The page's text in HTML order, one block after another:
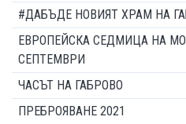
#ДАБЪДЕ НОВИЯТ ХРАМ НА
ЕВРОПЕЙСКА СЕДМИЦА НА
СЕПТЕМВРИ
ЧАСЪТ НА ГАБРОВО
ПРЕБРОЯВАНЕ 2021